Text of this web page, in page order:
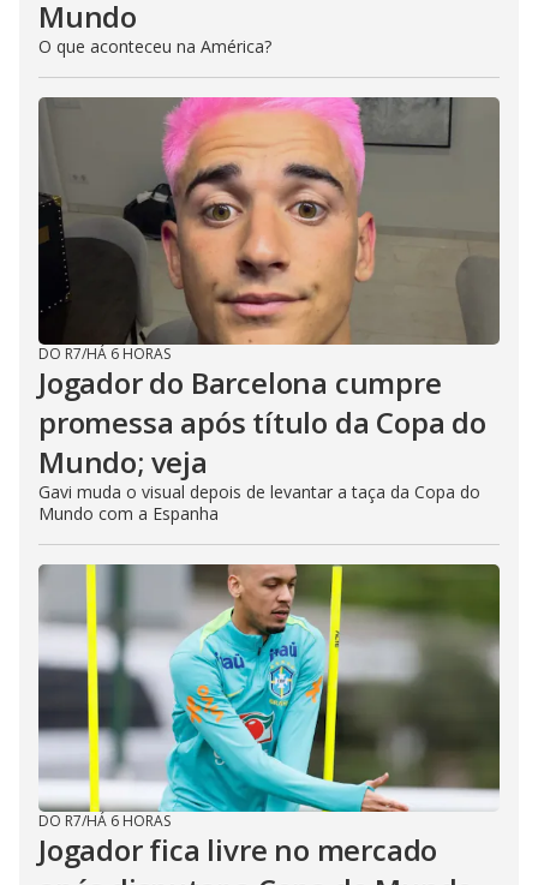
Mundo
O que aconteceu na América?
DO R7/HÁ 6 HORAS
Jogador do Barcelona cumpre
promessa após título da Copa do
Mundo; veja
Gavi muda o visual depois de levantar a taça da Copa do
Mundo com a Espanha
DO R7/HÁ 6 HORAS
Jogador fica livre no mercado